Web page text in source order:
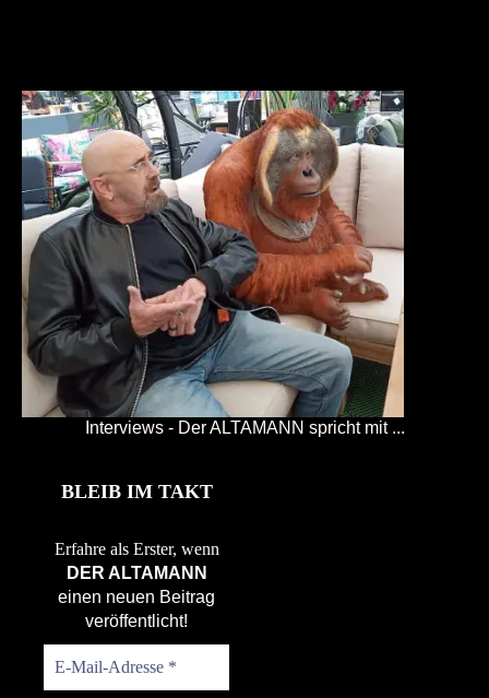
Interviews - Der ALTAMANN spricht mit ...
BLEIB IM TAKT
Erfahre als Erster, wenn
DER ALTAMANN
einen neuen Beitrag
veröffentlicht!